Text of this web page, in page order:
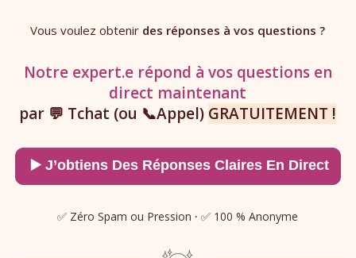
Vous voulez obtenir des réponses à vos questions ?
Notre expert.e répond à vos questions en
direct maintenant
par 💬 Tchat (ou 📞Appel) GRATUITEMENT !
✅ Zéro Spam ou Pression ·✅ 100 % Anonyme